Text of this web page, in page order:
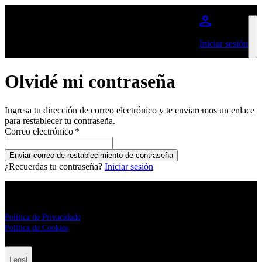
Iniciar sesión
Olvidé mi contraseña
Ingresa tu dirección de correo electrónico y te enviaremos un enlace
para restablecer tu contraseña.
Correo electrónico *
Enviar correo de restablecimiento de contraseña
¿Recuerdas tu contraseña? Iniciar sesión
Política de Privacidade
Política de Cookies
Legal